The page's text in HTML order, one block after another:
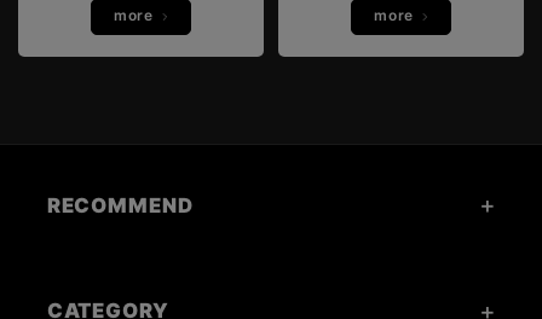
more more
RECOMMEND
CATEGORY